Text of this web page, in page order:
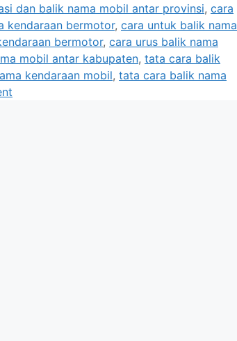
dan balik nama mobil antar provinsi, cara
kendaraan bermotor, cara untuk balik nama
bermotor, cara urus balik nama
mobil antar kabupaten, tata cara balik
kendaraan mobil, tata cara balik nama